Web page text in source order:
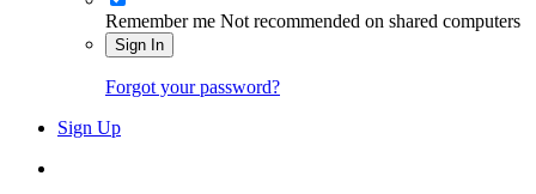
Remember me Not recommended on shared computers
Sign In
Forgot your password?
Sign Up